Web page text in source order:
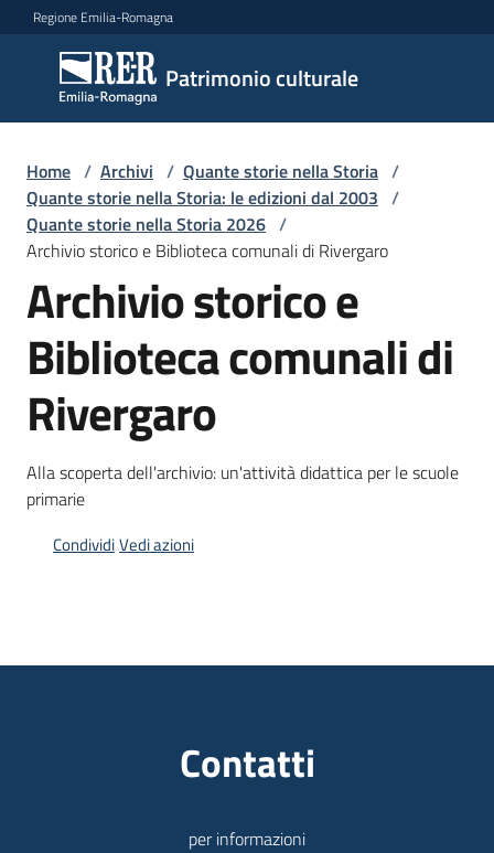
Vai al contenuto
Vai alla navigazione
Vai al footer
Regione Emilia-Romagna
Patrimonio culturale
Patrimonio
culturale
Argomenti
Novità
Servizi
Leggi
Bandi
Piani
Home / Archivi / Quante storie nella Storia /
Quante storie nella Storia: le edizioni dal 2003 /
Quante storie nella Storia 2026 /
Archivio storico e Biblioteca comunali di Rivergaro
Archivio storico e
Biblioteca comunali di
Rivergaro
Alla scoperta dell'archivio: un'attività didattica per le scuole
primarie
CondividiVedi azioni
Contatti
per informazioni